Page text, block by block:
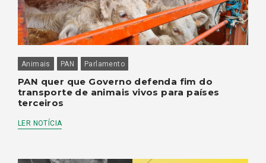
Animais PAN Parlamento
PAN quer que Governo defenda fim do
transporte de animais vivos para países
terceiros
LER NOTÍCIA